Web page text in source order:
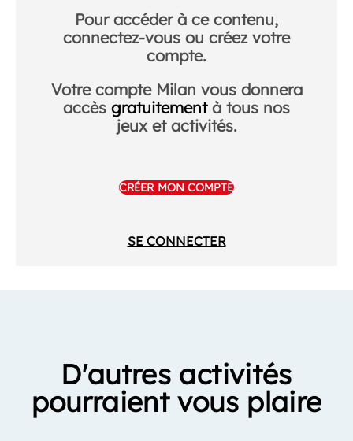
Pour accéder à ce contenu,
connectez-vous ou créez votre
compte.
Votre compte Milan vous donnera
accès gratuitementà tous nos
jeux et activités.
CRÉER MON COMPTE
SE CONNECTER
D'autres activités
pourraient vous plaire